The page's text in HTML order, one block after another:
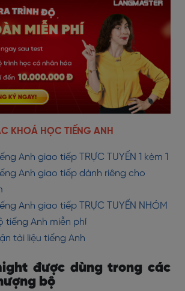
KHOÁ HỌC TIẾNG ANH
Anh giao tiếp TRỰC TUYẾN 1 kèm 1
Anh giao tiếp dành riêng cho
Anh giao tiếp TRỰC TUYẾN NHÓM
tiếng Anh miễn phí
tài liệu tiếng Anh
được dùng trong các
bộ